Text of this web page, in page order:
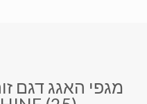
מגפי האגג דגם